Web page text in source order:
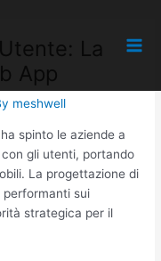
La
App
meshwell
spinto le aziende a
gli utenti, portando
La progettazione di
sui
strategica per il